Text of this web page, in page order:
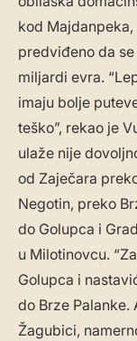
kod
predviđeno da
miljardi evra.
imaju bolje
teško”, rekao je
ulaže nije
od Zaječara
Negotin, preko
do Golupca i
u Milotinovcu.
Golupca i
do Brze Palanke.
Žagubici,